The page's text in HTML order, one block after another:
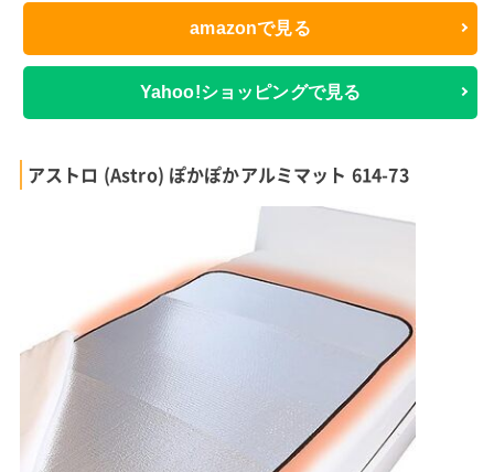
amazonで見る
Yahoo!ショッピングで見る
アストロ (Astro) ぽかぽかアルミマット 614-73